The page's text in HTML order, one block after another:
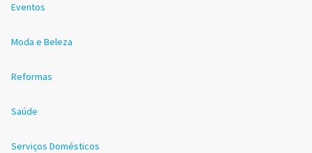
Eventos
Moda e Beleza
Reformas
Saúde
Serviços Domésticos